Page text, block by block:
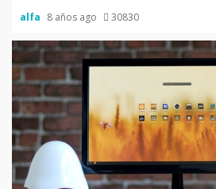
alfa 8 años ago 30830